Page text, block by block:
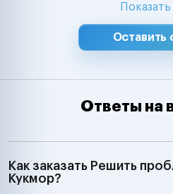
Оставить
Ответы на
Как заказать Решить
Кукмор?